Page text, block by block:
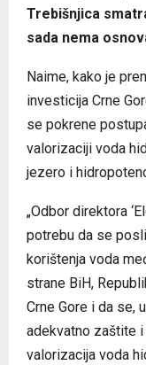
Trebišnjica
sada nema
Naime, kako je
investicija Crne
se pokrene
valorizaciji voda
jezero i
„Odbor direktora
potrebu da se
korištenja voda
strane BiH,
Crne Gore i da se,
adekvatno zaštite i
valorizacija voda